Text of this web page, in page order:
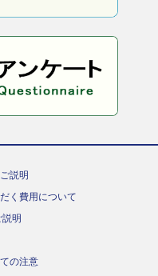
説明
く費用について
明
の注意